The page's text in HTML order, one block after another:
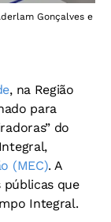
Gonçalves e
, na Região
para
do
(MEC). A
públicas que
Integral.